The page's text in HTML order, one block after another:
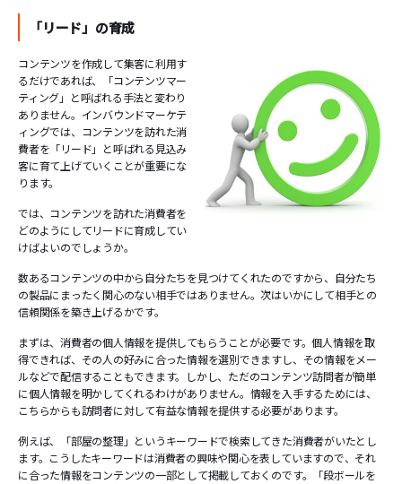
「リード」の育成
コンテンツを作成して集客に利用す
るだけであれば、「コンテンツマー
ティング」と呼ばれる手法と変わり
ありません。インバウンドマーケテ
ィングでは、コンテンツを訪れた消
費者を「リード」と呼ばれる見込み
客に育て上げていくことが重要にな
ります。
では、コンテンツを訪れた消費者を
どのようにしてリードに育成してい
けばよいのでしょうか。
数あるコンテンツの中から自分たちを見つけてくれたのですから、自分たち
の製品にまったく関心のない相手ではありません。次はいかにして相手との
信頼関係を築き上げるかです。
まずは、消費者の個人情報を提供してもらうことが必要です。個人情報を取
得できれば、その人の好みに合った情報を選別できますし、その情報をメー
ルなどで配信することもできます。しかし、ただのコンテンツ訪問者が簡単
に個人情報を明かしてくれるわけがありません。情報を入手するためには、
こちらからも訪問者に対して有益な情報を提供する必要があります。
例えば、「部屋の整理」というキーワードで検索してきた消費者がいたとし
ます。こうしたキーワードは消費者の興味や関心を表していますので、それ
に合った情報をコンテンツの一部として掲載しておくのです。「段ボールを